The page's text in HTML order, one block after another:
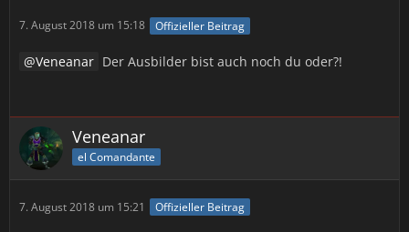
7. August 2018 um 15:18 Offizieller Beitrag
Veneanar Der Ausbilder bist auch noch du oder?!
Veneanar
el Comandante
7. August 2018 um 15:21 Offizieller Beitrag